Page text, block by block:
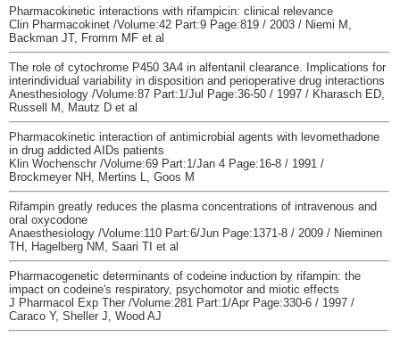
Pharmacokinetic interactions with rifampicin: clinical relevance
Clin Pharmacokinet /Volume:42 Part:9 Page:819 / 2003 / Niemi M,
Backman JT, Fromm MF et al
The role of cytochrome P450 3A4 in alfentanil clearance. Implications for
interindividual variability in disposition and perioperative drug interactions
Anesthesiology /Volume:87 Part:1/Jul Page:36-50 / 1997 / Kharasch ED,
Russell M, Mautz D et al
Pharmacokinetic interaction of antimicrobial agents with levomethadone
in drug addicted AIDs patients
Klin Wochenschr /Volume:69 Part:1/Jan 4 Page:16-8 / 1991 /
Brockmeyer NH, Mertins L, Goos M
Rifampin greatly reduces the plasma concentrations of intravenous and
oral oxycodone
Anaesthesiology /Volume:110 Part:6/Jun Page:1371-8 / 2009 / Nieminen
TH, Hagelberg NM, Saari TI et al
Pharmacogenetic determinants of codeine induction by rifampin: the
impact on codeine's respiratory, psychomotor and miotic effects
J Pharmacol Exp Ther /Volume:281 Part:1/Apr Page:330-6 / 1997 /
Caraco Y, Sheller J, Wood AJ